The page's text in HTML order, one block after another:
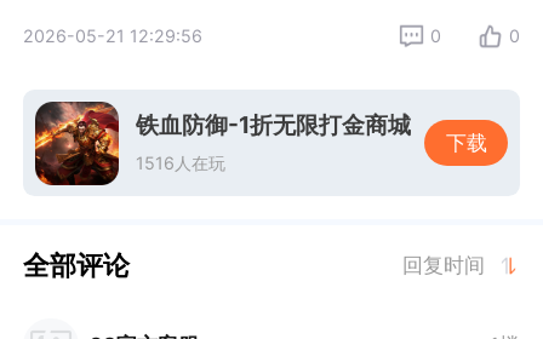
2026-05-21 12:29:56 0 0
铁血防御-1折无限打金商城
1516人在玩
下载
全部评论 回复时间